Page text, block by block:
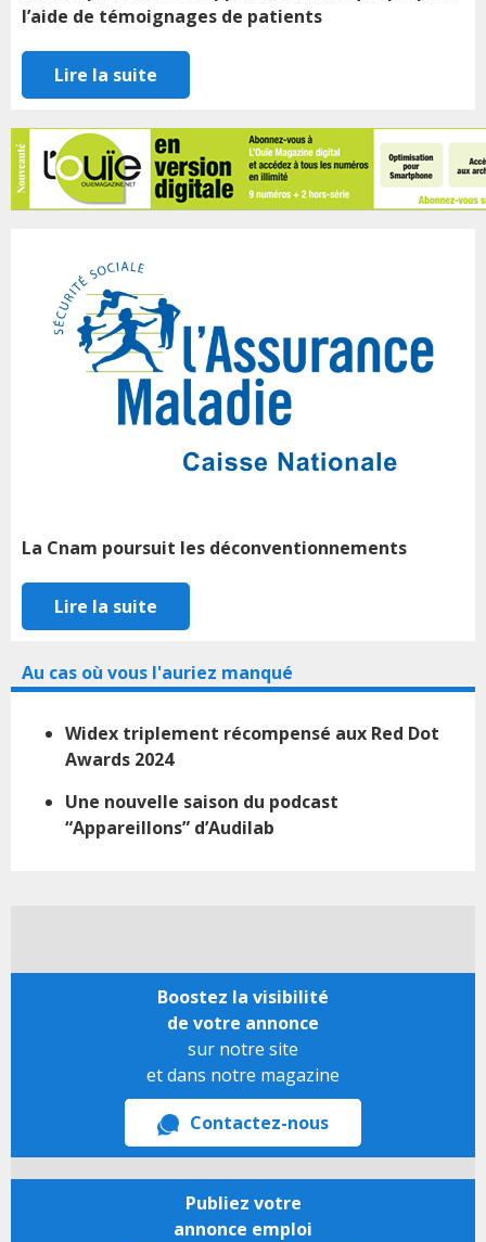
l’aide de témoignages de patients
Lire la suite
La Cnam poursuit les déconventionnements
Lire la suite
Au cas où vous l'auriez manqué
Widex triplement récompensé aux Red Dot
Awards 2024
Une nouvelle saison du podcast
“Appareillons” d’Audilab
Boostez la visibilité
de votre annonce
sur notre site
et dans notre magazine
Contactez-nous
Publiez votre
annonce emploi